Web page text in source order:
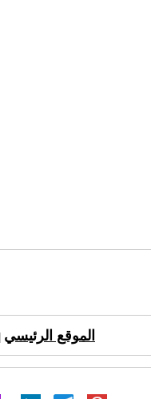
الموقع الرئيسي